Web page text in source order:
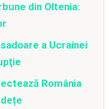
din Oltenia:
a Ucrainei
România